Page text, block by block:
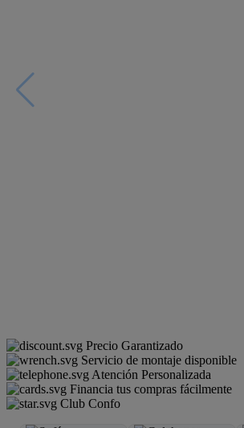
Precio Garantizado
Servicio de montaje disponible
Atención Personalizada
Financia tus compras fácilmente
Club Confo